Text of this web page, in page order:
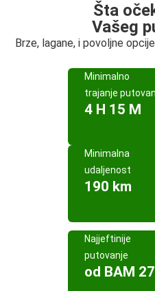
Šta
Vašeg
Brze, lagane, i povoljne
Minimalno
trajanje
4 H 15 M
Minimalna
udaljenost
190 km
Najjeftinije
putovanje
od BAM